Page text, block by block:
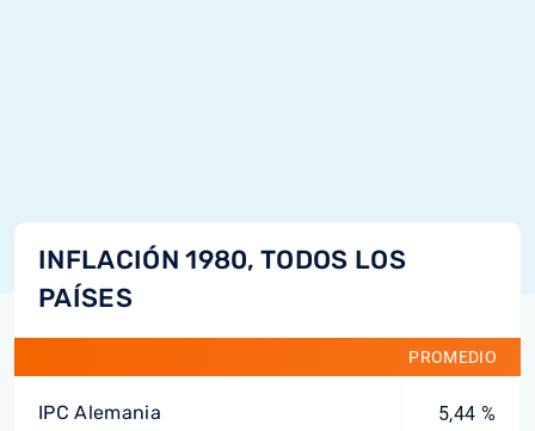
INFLACIÓN 1980, TODOS LOS
PAÍSES
PROMEDIO
IPC Alemania 5,44 %